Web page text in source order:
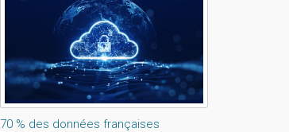
70 % des données françaises